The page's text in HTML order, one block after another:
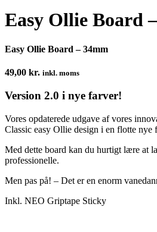
Easy Ollie Board
Easy Ollie Board – 34mm
49,00 kr. inkl. moms
Version 2.0 i nye farver!
Vores opdaterede udgave af vores
Classic easy Ollie design i en flotte nye
Med dette board kan du hurtigt lære at
professionelle.
Men pas på! – Det er en enorm
Inkl. NEO Griptape Sticky